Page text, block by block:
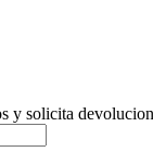
y solicita